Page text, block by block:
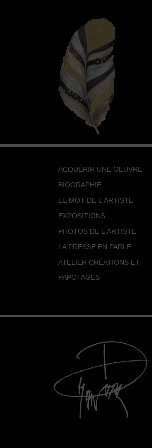
ACQUÉRIR UNE OEUVRE
BIOGRAPHIE
LE MOT DE L'ARTISTE
EXPOSITIONS
PHOTOS DE L'ARTISTE
LA PRESSE EN PARLE
ATELIER CRÉATIONS ET
PAPOTAGES